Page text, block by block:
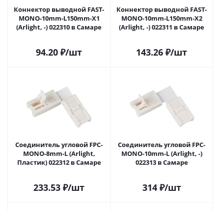
Коннектор выводной FAST-
MONO-10mm-L150mm-X1
(Arlight, -) 022310 в Самаре
94.20 ₽/шт
Коннектор выводной FAST-
MONO-10mm-L150mm-X2
(Arlight, -) 022311 в Самаре
143.26 ₽/шт
Соединитель угловой FPC-
MONO-8mm-L (Arlight,
Пластик) 022312 в Самаре
233.53 ₽/шт
Соединитель угловой FPC-
MONO-10mm-L (Arlight, -)
022313 в Самаре
314₽/шт